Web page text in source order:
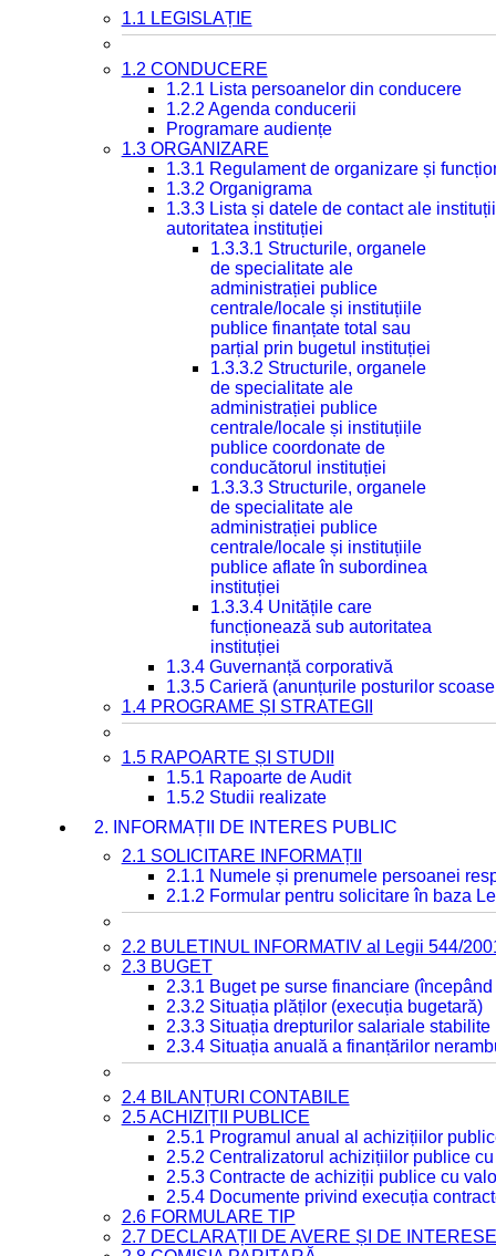
1.1 LEGISLAȚIE
1.2 CONDUCERE
1.2.1 Lista persoanelor din conducere
1.2.2 Agenda conducerii
Programare audiențe
1.3 ORGANIZARE
1.3.1 Regulament de organizare și
1.3.2 Organigrama
1.3.3 Lista și datele de contact ale
autoritatea instituției
1.3.3.1 Structurile, organele
de specialitate ale
administrației publice
centrale/locale și instituțiile
publice finanțate total sau
parțial prin bugetul instituției
1.3.3.2 Structurile, organele
de specialitate ale
administrației publice
centrale/locale și instituțiile
publice coordonate de
conducătorul instituției
1.3.3.3 Structurile, organele
de specialitate ale
administrației publice
centrale/locale și instituțiile
publice aflate în subordinea
instituției
1.3.3.4 Unitățile care
funcționează sub autoritatea
instituției
1.3.4 Guvernanță corporativă
1.3.5 Carieră (anunțurile posturilor
1.4 PROGRAME ȘI STRATEGII
1.5 RAPOARTE ȘI STUDII
1.5.1 Rapoarte de Audit
1.5.2 Studii realizate
2. INFORMAȚII DE INTERES PUBLIC
2.1 SOLICITARE INFORMAȚII
2.1.1 Numele și prenumele persoanei
2.1.2 Formular pentru solicitare în baza
2.2 BULETINUL INFORMATIV al Legii 544/
2.3 BUGET
2.3.1 Buget pe surse financiare
2.3.2 Situația plăților (execuția bugetară)
2.3.3 Situația drepturilor salariale
2.3.4 Situația anuală a finanțărilor
2.4 BILANȚURI CONTABILE
2.5 ACHIZIȚII PUBLICE
2.5.1 Programul anual al achizițiilor
2.5.2 Centralizatorul achizițiilor publice
2.5.3 Contracte de achiziții publice cu
2.5.4 Documente privind execuția
2.6 FORMULARE TIP
2.7 DECLARAȚII DE AVERE ȘI DE INTERESE